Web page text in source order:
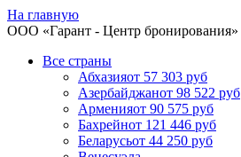
На главную
ООО «Гарант - Центр бронирования»
Все страны
Абхазияот 57 303 руб
Азербайджанот 98 522 руб
Арменияот 90 575 руб
Бахрейнот 121 446 руб
Беларусьот 44 250 руб